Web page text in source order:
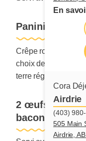
En
Cora
Airdrie
(403)
505 Main
Airdrie,
Panini-crêpe
Crêpe roulée
choix de jambon ou
terre régulières ou
2 œufs, 2
bacon